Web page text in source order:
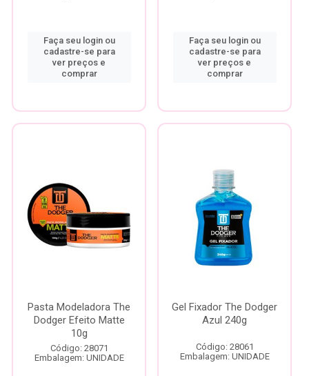
Faça seu login ou
cadastre-se para
ver preços e
comprar
Faça seu login ou
cadastre-se para
ver preços e
comprar
Pasta Modeladora The
Dodger Efeito Matte
10g
Código: 28071
Embalagem: UNIDADE
Gel Fixador The Dodger
Azul 240g
Código: 28061
Embalagem: UNIDADE